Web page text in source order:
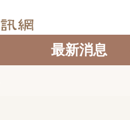
最新消息